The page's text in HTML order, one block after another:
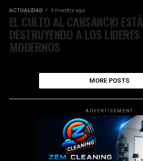
ACTUALIDAD 3 months ago
EL CULTO AL CANSANCIO ESTÁ
DESTRUYENDO A LOS LÍDERES
MODERNOS
MORE POSTS
ADVERTISEMENT